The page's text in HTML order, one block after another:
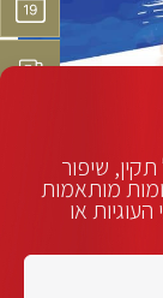
שיפור
מותאמות
או